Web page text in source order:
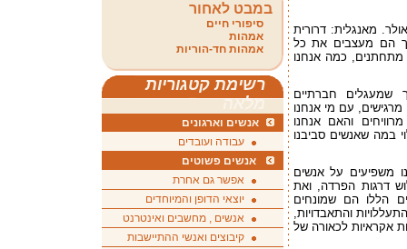
מאנגלית: דרורית
הם מעצבים את כל
מתחתנים, כמה אנחנו
שמעגלים חברתיים
עם מי אנחנו
והאם אנחנו
במה שאנשים סביבנו
משפיעים על אנשים
דרגות הפרדה, ואת
הללו הם שמונחים
והתאבדויות,
אקראיות לכאורה של
במבט לאחור
סיפורי חיים
אמהות
אמהות חד-הוריות
רשימת קטגוריות
מלאה
אנשים וארגונים
עבודה ועובדים
אנשים פשוטים
אפשר גם אחרת
יוצאי הדופן והמיוחדים
אנשים , מחשבים ואינטרנט
קיבוצים ואנשי ההתיישבות